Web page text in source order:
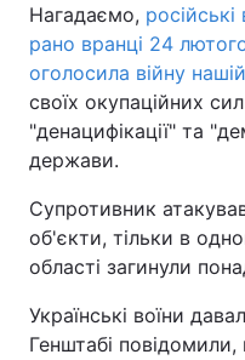
Нагадаємо,
рано вранці 24
оголосила війну нашій
своїх окупаційних
"денацифікації" та
держави.
Супротивник
об'єкти, тільки в
області загинули
Українські воїни
Генштабі